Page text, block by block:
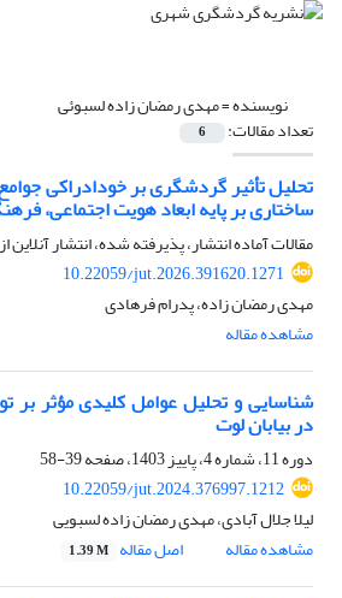
نویسنده =مهدی رمضان زاده لسبوئی
تعداد مقالات: 6
تحلیل تأثیر گردشگری بر خودادراکی
ساختاری بر پایه ابعاد هویت اجتماعی،
مقالات آماده انتشار، پذیرفته شده، انتشار آنلاین از
10.22059/jut.2026.391620.1271
مهدی رمضان زاده، پدرام فرهادی
مشاهده مقاله
شناسایی و تحلیل عوامل کلیدی مؤثر بر
در بیابان لوت
دوره 11، شماره 4، پاییز 1403، صفحه
39-58
10.22059/jut.2024.376997.1212
لیلا جلال آبادی، مهدی رمضان زاده لسبویی
مشاهده مقاله
اصل مقاله 1.39 M